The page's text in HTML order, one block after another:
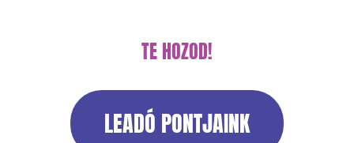
TE HOZOD!
LEADÓ PONTJAINK